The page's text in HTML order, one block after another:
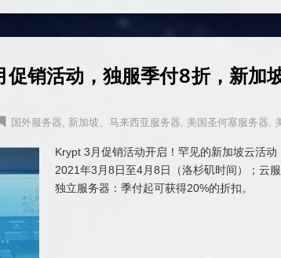
销活动，独服季付8折，新
国外服务器, 新加坡、马来西亚服务器, 美国圣何塞服务器,
Krypt 3月促销活动开启！罕见的新加坡云活动
2021年3月8日至4月8日（洛杉矶时间）；云
独立服务器：季付起可获得20%的折扣。